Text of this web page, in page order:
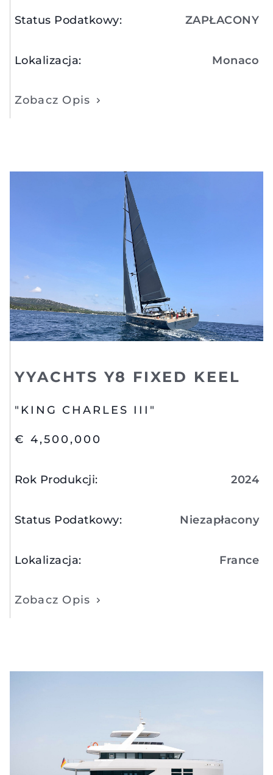
Status Podatkowy: ZAPŁACONY
Lokalizacja: Monaco
Zobacz Opis
YYACHTS Y8 FIXED KEEL
"KING CHARLES III"
€ 4,500,000
Rok Produkcji: 2024
Status Podatkowy: Niezapłacony
Lokalizacja: France
Zobacz Opis